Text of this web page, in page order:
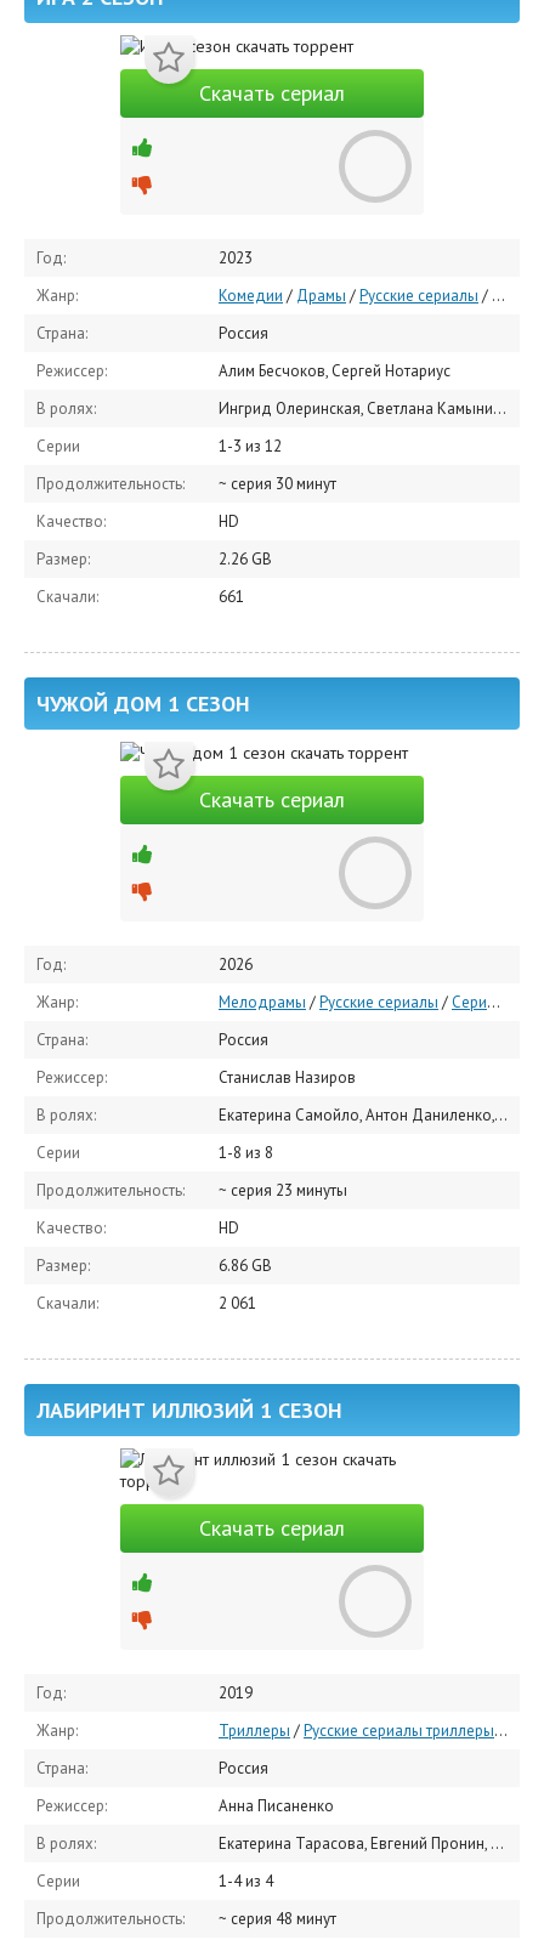
Скачать сериал
Год:
2023
Жанр:
Комедии / Драмы /Русские сериалы /
Страна:
Россия
Режиссер:
Алим Бесчоков, Сергей Нотариус
В ролях:
Ингрид Олеринская, Светлана Камынина, Максим Стоянов, Иван Купреенко, Григорий Калинин, Андрей Федорцов, Михаил Тройник, Александр Усердин, Юлия Волкова, Ксения Щербакова
Серии
1-3 из 12
Продолжительность:
~ серия 30 минут
Качество:
HD
Размер:
2.26 GB
Скачали:
661
ЧУЖОЙ ДОМ 1 СЕЗОН
Скачать сериал
Год:
2026
Жанр:
Мелодрамы /Русские сериалы / Сериалы 2026
Страна:
Россия
Режиссер:
Станислав Назиров
В ролях:
Екатерина Самойло, Антон Даниленко, Майя Вознесенская, Вера Воронкова, Ирина Минеева, Евгений Коряковский, Валентина Муравская
Серии
1-8 из 8
Продолжительность:
~ серия 23 минуты
Качество:
HD
Размер:
6.86 GB
Скачали:
2 061
ЛАБИРИНТ ИЛЛЮЗИЙ 1 СЕЗОН
Скачать сериал
Год:
2019
Жанр:
Триллеры /Русские сериалы триллеры/
Страна:
Россия
Режиссер:
Анна Писаненко
В ролях:
Екатерина Тарасова, Евгений Пронин, Анна Казючиц, Алексей Фатеев, Матвей Грудцинов, Елена Медведева, Вячеслав Кулаков, Сергей Шанин, Александр Новик, Олеся Сугак
Серии
1-4 из 4
Продолжительность:
~ серия 48 минут